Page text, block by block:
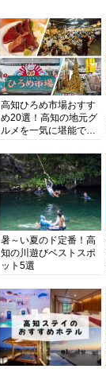
高知ひろめ市場おすす
め20選！高知の地元グ
ルメを一気に堪能でき
底解剖
暑～い夏のド定番！高
知の川遊びベストスポ
ット5選